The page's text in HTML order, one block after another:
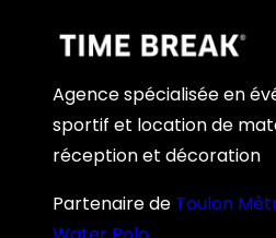
Agence spécialisée en
sportif et location de
réception et décoration
Partenaire de Toulon